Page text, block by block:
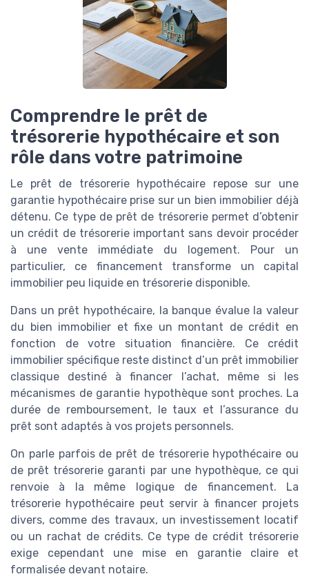
Comprendre le prêt de
trésorerie hypothécaire et son
rôle dans votre patrimoine
Le prêt de trésorerie hypothécaire repose sur une
garantie hypothécaire prise sur un bien immobilier déjà
détenu. Ce type de prêt de trésorerie permet d’obtenir
un crédit de trésorerie important sans devoir procéder
à une vente immédiate du logement. Pour un
particulier, ce financement transforme un capital
immobilier peu liquide en trésorerie disponible.
Dans un prêt hypothécaire, la banque évalue la valeur
du bien immobilier et fixe un montant de crédit en
fonction de votre situation financière. Ce crédit
immobilier spécifique reste distinct d’un prêt immobilier
classique destiné à financer l’achat, même si les
mécanismes de garantie hypothèque sont proches. La
durée de remboursement, le taux et l’assurance du
prêt sont adaptés à vos projets personnels.
On parle parfois de prêt de trésorerie hypothécaire ou
de prêt trésorerie garanti par une hypothèque, ce qui
renvoie à la même logique de financement. La
trésorerie hypothécaire peut servir à financer projets
divers, comme des travaux, un investissement locatif
ou un rachat de crédits. Ce type de crédit trésorerie
exige cependant une mise en garantie claire et
formalisée devant notaire.